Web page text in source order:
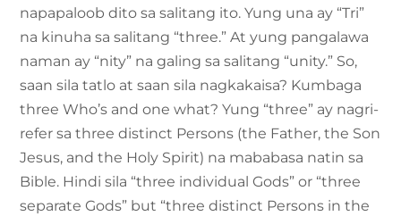
napapaloob dito sa salitang ito. Yung una ay “Tri”
na kinuha sa salitang “three.” At yung pangalawa
naman ay “nity” na galing sa salitang “unity.” So,
saan sila tatlo at saan sila nagkakaisa? Kumbaga
three Who’s and one what? Yung “three” ay nagri-
refer sa three distinct Persons (the Father, the Son
Jesus, and the Holy Spirit) na mababasa natin sa
Bible. Hindi sila “three individual Gods” or “three
separate Gods” but “three distinct Persons in the